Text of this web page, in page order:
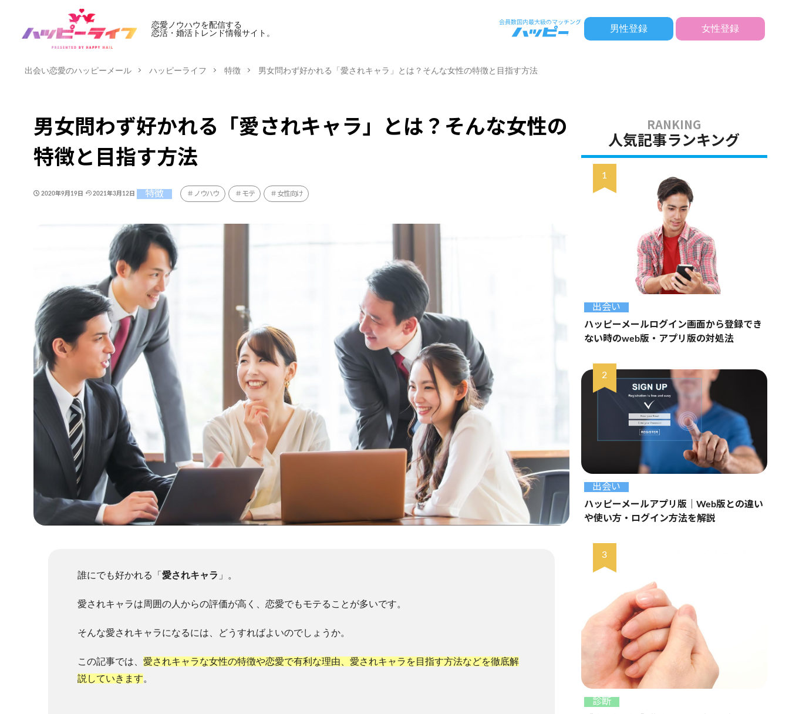
恋愛ノウハウを配信する
恋活・婚活トレンド情報サイト。
男性登録 女性登録
出会い恋愛のハッピーメール ハッピーライフ 特徴 男女問わず好かれる「愛されキャラ」とは？そんな女性の特徴と目指す方法
男女問わず好かれる「愛されキャラ」とは？そんな女性の
特徴と目指す方法
2020年9月19日 2021年3月12日 特徴 ノウハウ モテ 女性向け
誰にでも好かれる「 愛されキャラ 」。
愛されキャラは周囲の人からの評価が高く、恋愛でもモテることが多いです。
そんな愛されキャラになるには、どうすればよいのでしょうか。
この記事では、 愛されキャラな女性の特徴や恋愛で有利な理由、愛されキャラを目指す方法などを徹底解
説していきます。
人気記事ランキング
出会い
ハッピーメールログイン画面から登録でき
ない時のweb版・アプリ版の対処法
出会い
ハッピーメールアプリ版｜Web版との違い
や使い方・ログイン方法を解説
診断